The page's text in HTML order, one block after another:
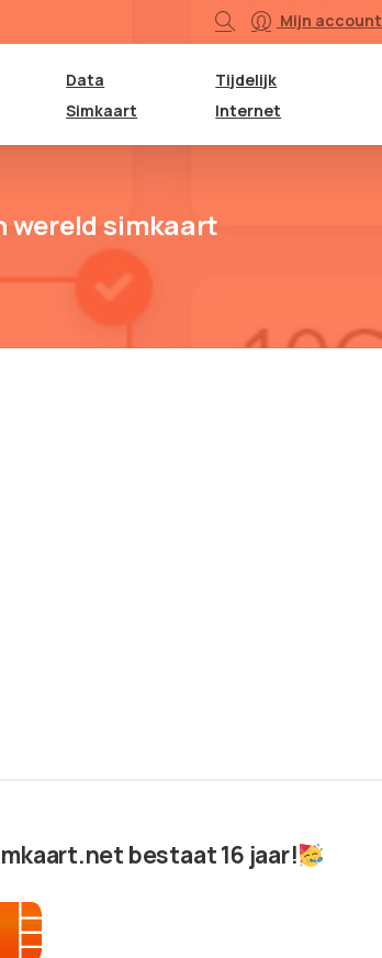
Mijn account
Data
Simkaart
Tijdelijk
Internet
wereld simkaart
bestaat 16 jaar!